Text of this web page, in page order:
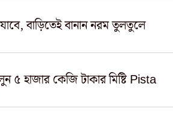
বাড়িতেই বানান নরম তুলতুলে
৫ হাজার কেজি টাকার মিষ্টি Pista